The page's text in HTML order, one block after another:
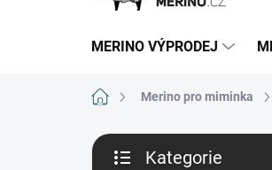
MERINO VÝPRODEJ
Domů Merino pro miminka
P
Kategorie